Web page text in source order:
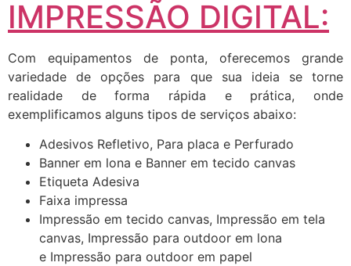
IMPRESSÃO DIGITAL:
Com equipamentos de ponta, oferecemos grande
variedade de opções para que sua ideia se torne
realidade de forma rápida e prática, onde
exemplificamos alguns tipos de serviços abaixo:
Adesivos Refletivo, Para placa e Perfurado
Banner em lona e Banner em tecido canvas
Etiqueta Adesiva
Faixa impressa
Impressão em tecido canvas, Impressão em tela
canvas, Impressão para outdoor em lona
e Impressão para outdoor em papel